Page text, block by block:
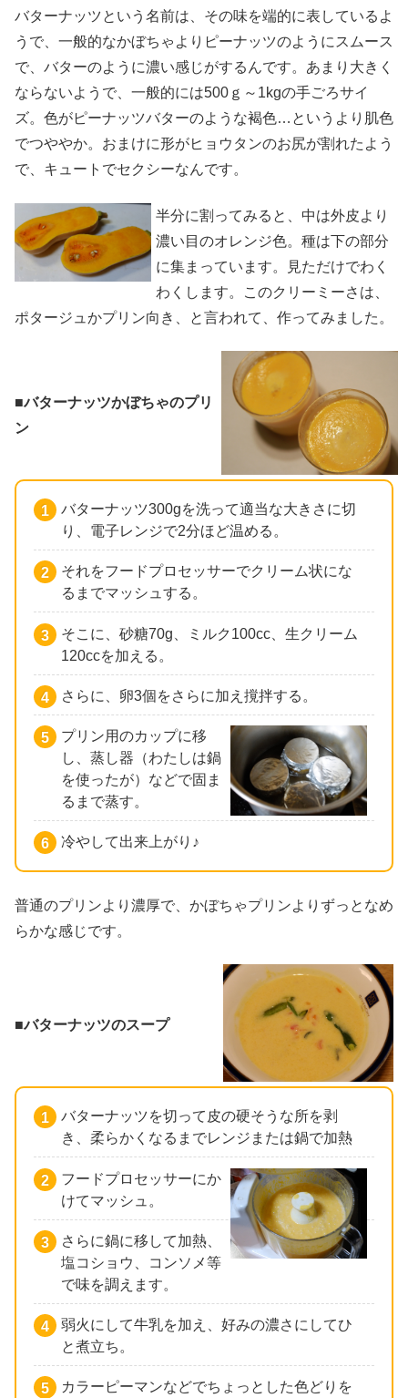
バターナッツという名前は、その味を端的に表しているよ
うで、一般的なかぼちゃよりピーナッツのようにスムース
で、バターのように濃い感じがするんです。あまり大きく
ならないようで、一般的には500ｇ～1kgの手ごろサイ
ズ。色がピーナッツバターのような褐色…というより肌色
でつややか。おまけに形がヒョウタンのお尻が割れたよう
で、キュートでセクシーなんです。
半分に割ってみると、中は外皮より
濃い目のオレンジ色。種は下の部分
に集まっています。見ただけでわく
わくします。このクリーミーさは、
ポタージュかプリン向き、と言われて、作ってみました。
■バターナッツかぼちゃのプリ
ン
バターナッツ300gを洗って適当な大きさに切
り、電子レンジで2分ほど温める。
それをフードプロセッサーでクリーム状にな
るまでマッシュする。
そこに、砂糖70g、ミルク100cc、生クリーム
120ccを加える。
さらに、卵3個をさらに加え撹拌する。
プリン用のカップに移
し、蒸し器（わたしは鍋
を使ったが）などで固ま
るまで蒸す。
冷やして出来上がり♪
普通のプリンより濃厚で、かぼちゃプリンよりずっとなめ
らかな感じです。
■バターナッツのスープ
バターナッツを切って皮の硬そうな所を剥
き、柔らかくなるまでレンジまたは鍋で加熱
フードプロセッサーにか
けてマッシュ。
さらに鍋に移して加熱、
塩コショウ、コンソメ等
で味を調えます。
弱火にして牛乳を加え、好みの濃さにしてひ
と煮立ち。
カラーピーマンなどでちょっとした色どりを